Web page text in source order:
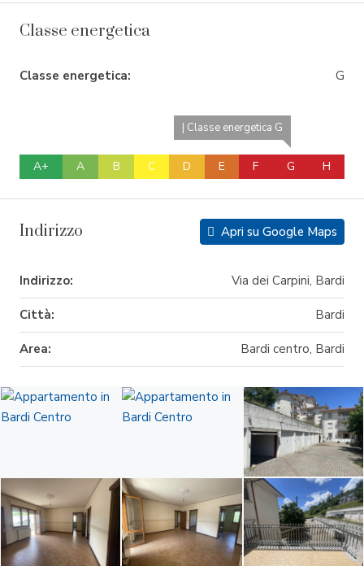
Classe energetica
Classe energetica: G
A+ A B C D E F
| Classe energetica G
G H
Indirizzo Apri su Google Maps
Indirizzo: Via dei Carpini, Bardi
Città: Bardi
Area: Bardi centro, Bardi